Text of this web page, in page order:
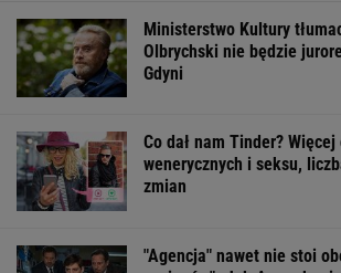
Ministerstwo Kultury
Olbrychski nie będzie
Gdyni
Co dał nam Tinder? Więcej
wenerycznych i seksu,
zmian
"Agencja" nawet nie stoi